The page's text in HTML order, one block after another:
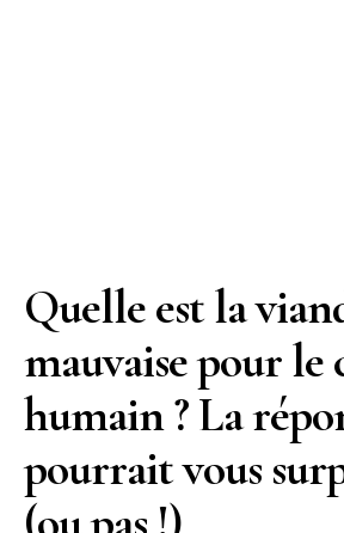
Quelle est la
mauvaise pour le
humain ? La
pourrait vous